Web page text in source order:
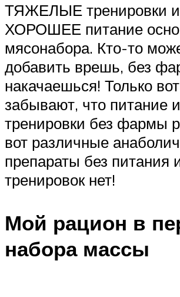
ТЯЖЕЛЫЕ тренировки и
ХОРОШЕЕ питание
мясонабора. Кто-то
добавить врешь, без
накачаешься! Только
забывают, что питание и
тренировки без фармы
вот различные
препараты без питания
тренировок нет!
Мой рацион в
набора массы